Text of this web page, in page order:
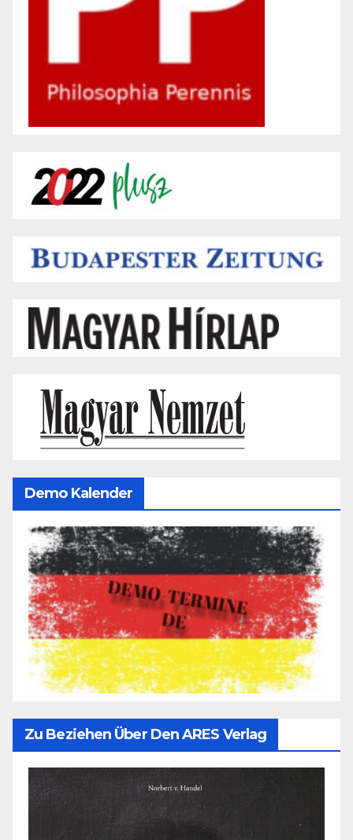
Demo Kalender
Zu Beziehen Über Den ARES Verlag